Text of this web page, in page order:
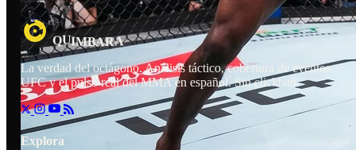
QUIMBARA
La verdad del octágono. Análisis táctico, cobertura de eventos
UFC y el pulso real del MMA en español. Sin clickbait.
Explora